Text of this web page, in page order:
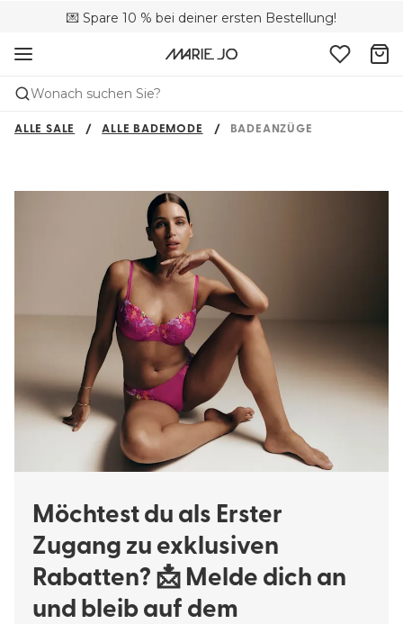
💌 Spare 10 % bei deiner ersten Bestellung!
🚚 Kostenloser Versand bei Bestellungen über CHF 150
📦 Kostenlose Rücksendungen
Wonach suchen Sie?
ALLE SALE ALLE BADEMODE BADEANZÜGE
Möchtest du als Erster
Zugang zu exklusiven
Rabatten? 📩 Melde dich an
und bleib auf dem